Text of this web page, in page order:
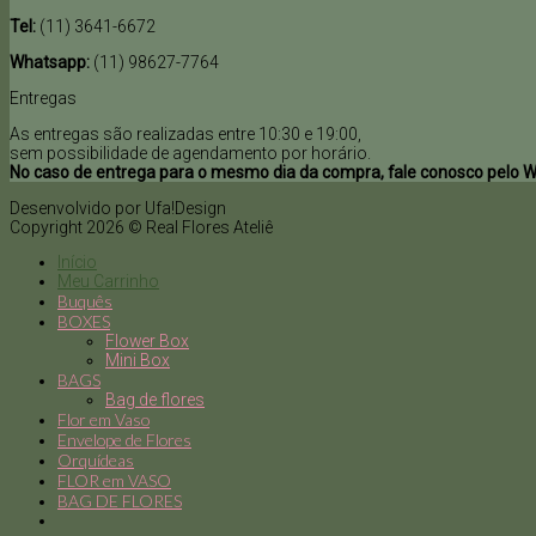
Tel: (11) 3641-6672
Whatsapp: (11) 98627-7764
Entregas
As entregas são realizadas entre 10:30 e 19:00,
sem possibilidade de agendamento por horário.
No caso de entrega para o mesmo dia da compra, fale conosco pelo
Desenvolvido por Ufa!Design
Copyright 2026 © Real Flores Ateliê
Início
Meu Carrinho
Buquês
BOXES
Flower Box
Mini Box
BAGS
Bag de flores
Flor em Vaso
Envelope de Flores
Orquídeas
FLOR em VASO
BAG DE FLORES